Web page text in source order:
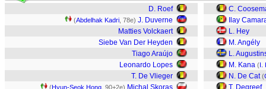
D. Roef
(Abdelhak Kadri , 78e) J. Duverne
Matties Volckaert
Siebe Van Der Heyden
Tiago Araújo
Leonardo Lopes
T. De Vlieger
(Hyun-Seok Hong , 90+2e) Michal Skoras
C.
Ilay
L. Hey
M. Angély
L.
M. Kana (I.
N. De Cat (
T. Degreef